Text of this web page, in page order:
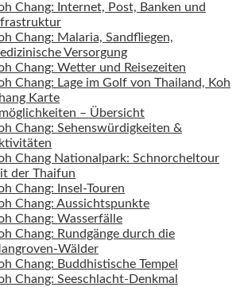
Chang: Internet, Post, Banken und
Chang: Malaria, Sandfliegen,
Versorgung
Chang: Wetter und Reisezeiten
Chang: Lage im Golf von Thailand, Koh
Karte
– Übersicht
Chang: Sehenswürdigkeiten &
Chang Nationalpark: Schnorcheltour
der Thaifun
Chang: Insel-Touren
Chang: Aussichtspunkte
Chang: Wasserfälle
Chang: Rundgänge durch die
Wälder
Chang: Buddhistische Tempel
Chang: Seeschlacht-Denkmal